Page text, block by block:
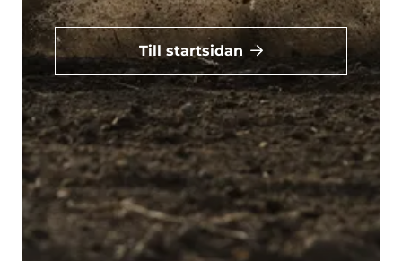
Till startsidan